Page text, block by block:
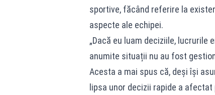
sportive, făcând referire la
aspecte ale echipei.
„Dacă eu luam deciziile,
anumite situații nu au fost
Acesta a mai spus că, deși își
lipsa unor decizii rapide a